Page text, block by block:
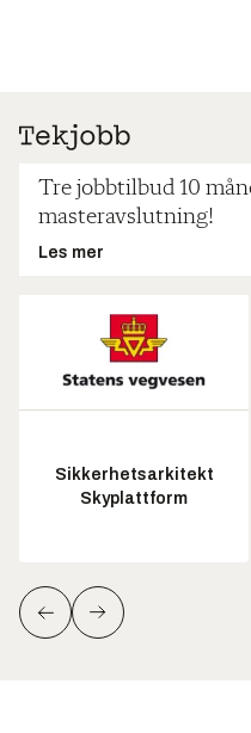
Tre jobbtilbud 10
masteravslutning!
Les mer
Sikkerhetsarkitekt
Skyplattform